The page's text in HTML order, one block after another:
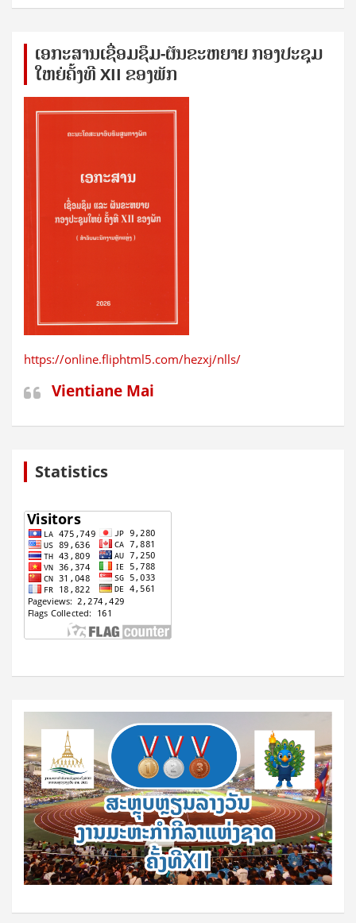
ເອກ​ະ​ສານ​ເຊ​ື່ອມ​ຊ​ຶມ-ຜັນ​ຂະ​ຫ​ຍາຍ ກອງ​ປະ​ຊຸມ​
ໃຫຍ່​ຄັ້ງ​ທີ XII ຂອງ​ພັກ
https://online.fliphtml5.com/hezxj/nlls/
Vientiane Mai
Statistics